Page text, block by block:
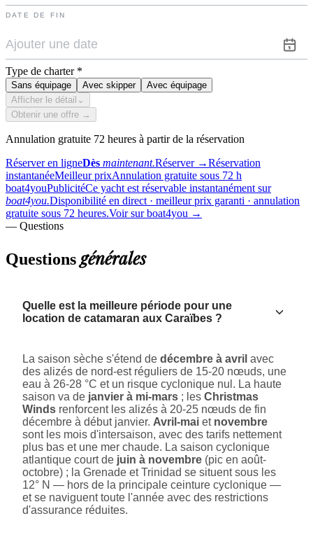
DATE DE FIN
Type de charter *
Sans équipage Avec skipper
Avec équipage
Afficher le détail ⌄
Obtenir une offre →
Annulation gratuite 72 heures à partir de la réservation
Réserver en ligneDès maintenant.Réserver →Réservation
instantanéeMeilleur prixAnnulation gratuite sous 72 h
boat4youPublicitéCe yacht est réservable instantanément sur
boat4you.Disponibilité en direct · meilleur prix garanti · annulation
gratuite sous 72 heures.Voir sur boat4you →
— Questions
Questions générales
Quelle est la meilleure période pour une
location de catamaran aux Caraïbes ?
La saison sèche s'étend de décembre à avril avec
des alizés de nord-est réguliers de 15-20 nœuds, une
eau à 26-28 °C et un risque cyclonique nul. La haute
saison va de janvier à mi-mars ; les Christmas
Winds renforcent les alizés à 20-25 nœuds de fin
décembre à début janvier. Avril-mai et novembre
sont les mois d'intersaison, avec des tarifs nettement
plus bas et une mer chaude. La saison cyclonique
atlantique court de juin à novembre (pic en août-
octobre) ; la Grenade et Trinidad se situent sous les
12° N — hors de la principale ceinture cyclonique —
et se naviguent toute l'année avec des restrictions
d'assurance réduites.